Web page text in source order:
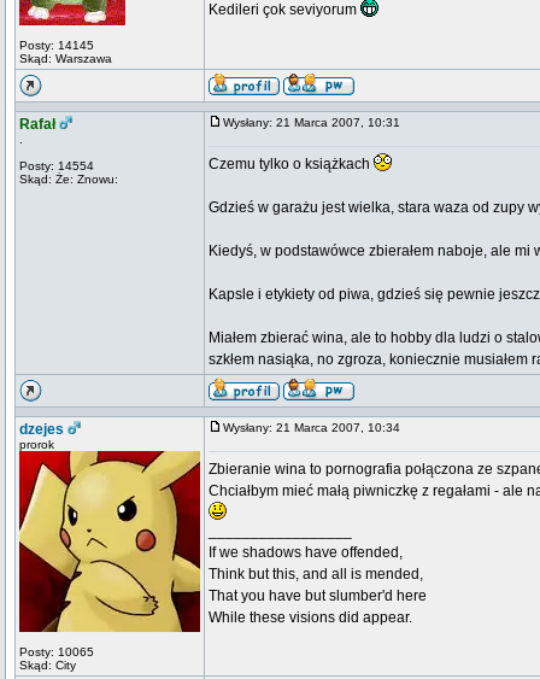
Posty: 14145
Skąd: Warszawa
Kedileri çok seviyorum
Rafał
Posty: 14554
Skąd: Że: Znowu:
Wysłany: 21 Marca 2007, 10:31
Czemu tylko o książkach
Gdzieś w garażu jest wielka, stara waza od zupy
Kiedyś, w podstawówce zbierałem naboje, ale
Kapsle i etykiety od piwa, gdzieś się pewnie
Miałem zbierać wina, ale to hobby dla ludzi o
szkłem nasiąka, no zgroza, koniecznie musiałem
dzejes
prorok
Posty: 10065
Skąd: City
Wysłany: 21 Marca 2007, 10:34
Zbieranie wina to pornografia połączona ze
Chciałbym mieć małą piwniczkę z regałami - ale
If we shadows have offended,
Think but this, and all is mended,
That you have but slumber'd here
While these visions did appear.